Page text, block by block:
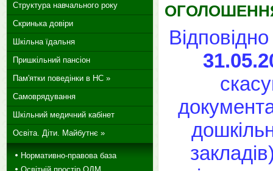
Структура навчального року
Скринька довіри
Шкільна їдальня
Пришкільний пансіон
Пам'ятки поведінки в НС »
Самоврядування
Шкільний медичний кабінет
Освіта. Діти. Майбутнє »
Нормативно-правова база